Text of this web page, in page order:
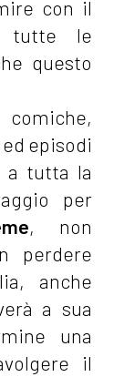
con il
tutte le
questo
episodi
a tutta la
per
, non
perdere
anche
a sua
una
il